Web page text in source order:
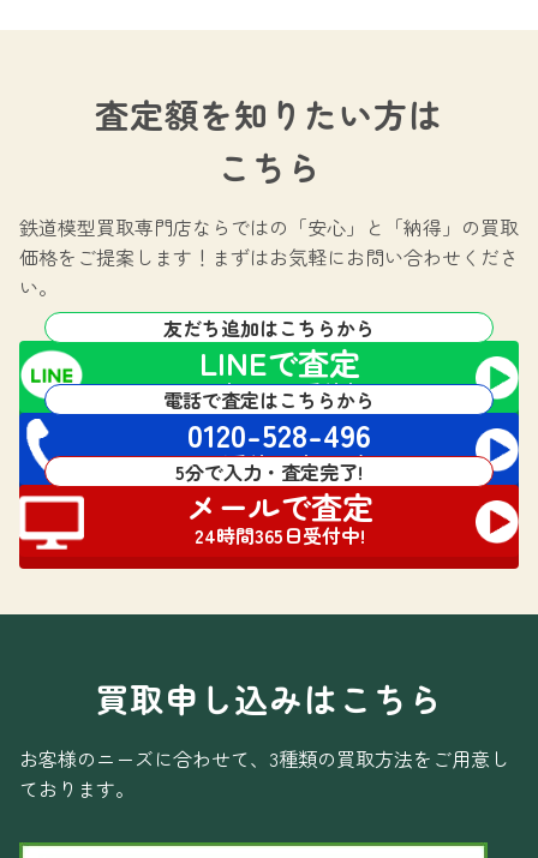
査定額を知りたい方は
こちら
鉄道模型買取専門店ならではの 「安心」と「納得」の買取
価格をご提案します！ まずはお気軽にお問い合わせくださ
い。
友だち追加はこちらから
LINEで査定
24時間365日受付中!
電話で査定はこちらから
0120-528-496
電話受付 24時間対応
5分で入力・査定完了!
メールで査定
24時間365日受付中!
買取申し込みはこちら
お客様のニーズに合わせて、3種類の買取方法をご用意し
ております。